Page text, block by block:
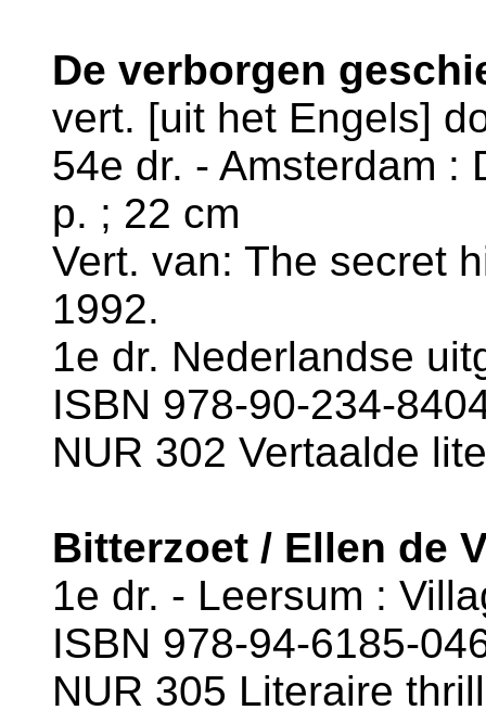
De verborgen
vert. [uit het Engels]
54e dr. - Amsterdam :
p. ; 22 cm
Vert. van: The secret
1992.
1e dr. Nederlandse
ISBN 978-90-234-
NUR 302 Vertaalde
Bitterzoet / Ellen de
1e dr. - Leersum :
ISBN 978-94-6185-
NUR 305 Literaire